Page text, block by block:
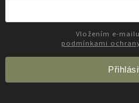
podmínkami